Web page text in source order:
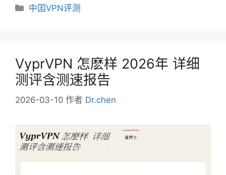
分
中囯VPN评测
VyprVPN 怎麽样 2026年 详细
测评含测速报告
2026-03-10 作者 Dr.chen